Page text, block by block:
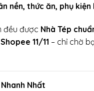
nền, thức ăn, phụ
đều được Nhà Tép
11/11 – chỉ chờ
Nhất